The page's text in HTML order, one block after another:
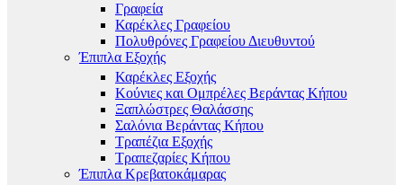
Γραφεία
Καρέκλες Γραφείου
Πολυθρόνες Γραφείου Διευθυντού
Έπιπλα Εξοχής
Καρέκλες Εξοχής
Κούνιες και Ομπρέλες Βεράντας Κήπου
Ξαπλώστρες Θαλάσσης
Σαλόνια Βεράντας Κήπου
Τραπέζια Εξοχής
Τραπεζαρίες Κήπου
Έπιπλα Κρεβατοκάμαρας